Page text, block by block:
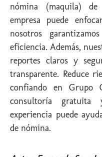
nómina (maquila)
empresa puede
nosotros
eficiencia. Además,
reportes claros y
transparente. Reduce
confiando en Grupo
consultoría gratuita
experiencia puede
de nómina.